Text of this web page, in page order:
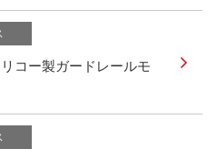
コー製ガードレールモ